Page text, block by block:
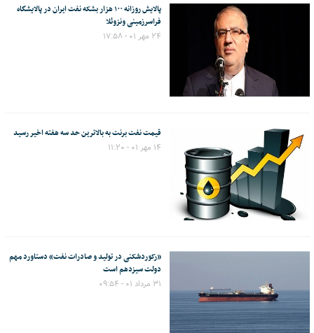
پالایش روزانه ۱۰۰ هزار بشکه نفت ایران در پالایشگاه
فراسرزمینی ونزوئلا
۲۴ مهر ۰۱ - ۱۷:۵۸
قیمت نفت برنت به بالاترین حد سه هفته اخیر رسید
۱۴ مهر ۰۱ - ۱۱:۲۰
«رکوردشکنی در تولید و صادرات نفت» دستاورد مهم
دولت سیزدهم است
۳۱ مرداد ۰۱ - ۰۹:۵۴